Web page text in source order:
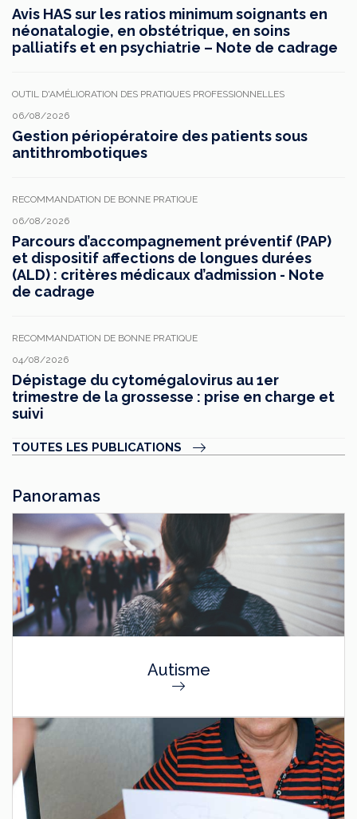
Avis HAS sur les ratios minimum soignants en
néonatalogie, en obstétrique, en soins
palliatifs et en psychiatrie – Note de cadrage
OUTIL D'AMÉLIORATION DES PRATIQUES PROFESSIONNELLES
06/08/2026
Gestion périopératoire des patients sous
antithrombotiques
RECOMMANDATION DE BONNE PRATIQUE
06/08/2026
Parcours d’accompagnement préventif (PAP)
et dispositif affections de longues durées
(ALD) : critères médicaux d’admission - Note
de cadrage
RECOMMANDATION DE BONNE PRATIQUE
04/08/2026
Dépistage du cytomégalovirus au 1er
trimestre de la grossesse : prise en charge et
suivi
TOUTES LES PUBLICATIONS
Panoramas
Autisme